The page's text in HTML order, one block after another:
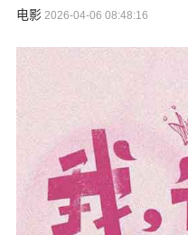
电影2026-04-06 08:48:16